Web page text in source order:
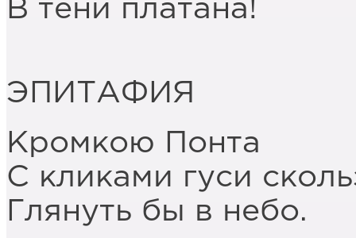
В тени платана!
ЭПИТАФИЯ
Кромкою Понта
С кликами гуси
Глянуть бы в небо.